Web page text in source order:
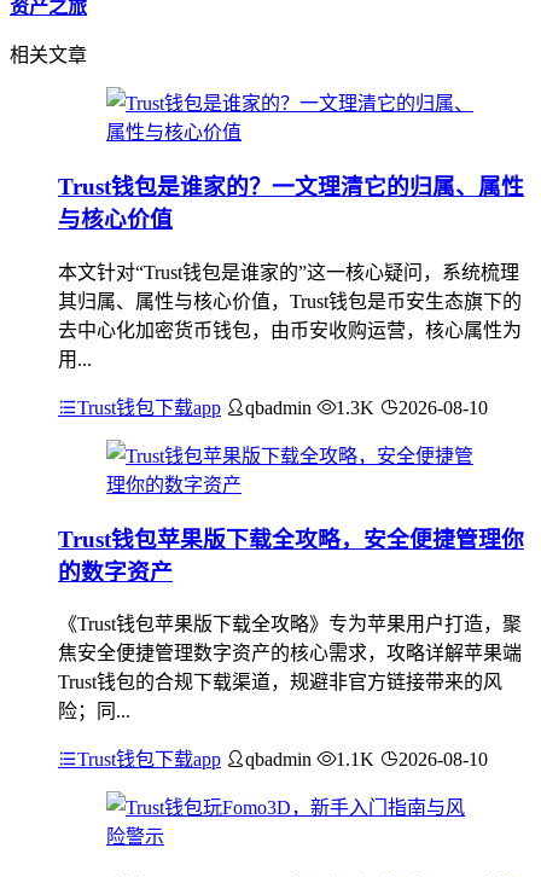
资产之旅
相关文章
Trust钱包是谁家的？一文理清它的归属、属性
与核心价值
本文针对“Trust钱包是谁家的”这一核心疑问，系统梳理
其归属、属性与核心价值，Trust钱包是币安生态旗下的
去中心化加密货币钱包，由币安收购运营，核心属性为
用...
Trust钱包下载app qbadmin 1.3K 2026-08-10
Trust钱包苹果版下载全攻略，安全便捷管理你
的数字资产
《Trust钱包苹果版下载全攻略》专为苹果用户打造，聚
焦安全便捷管理数字资产的核心需求，攻略详解苹果端
Trust钱包的合规下载渠道，规避非官方链接带来的风
险；同...
Trust钱包下载app qbadmin 1.1K 2026-08-10